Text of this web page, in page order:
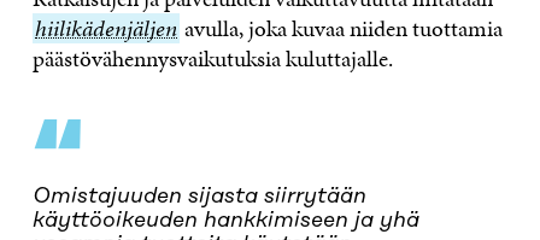
hiilikädenjäljen avulla, joka kuvaa niiden tuottamia
päästövähennysvaikutuksia kuluttajalle.
“
Omistajuuden sijasta siirrytään
käyttöoikeuden hankkimiseen ja yhä